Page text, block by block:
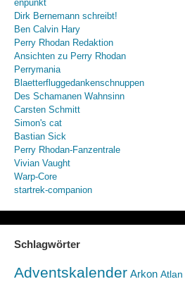
enpunkt
Dirk Bernemann schreibt!
Ben Calvin Hary
Perry Rhodan Redaktion
Ansichten zu Perry Rhodan
Perrymania
Blaetterfluggedankenschnuppen
Des Schamanen Wahnsinn
Carsten Schmitt
Simon's cat
Bastian Sick
Perry Rhodan-Fanzentrale
Vivian Vaught
Warp-Core
startrek-companion
Schlagwörter
Adventskalender Arkon Atlan